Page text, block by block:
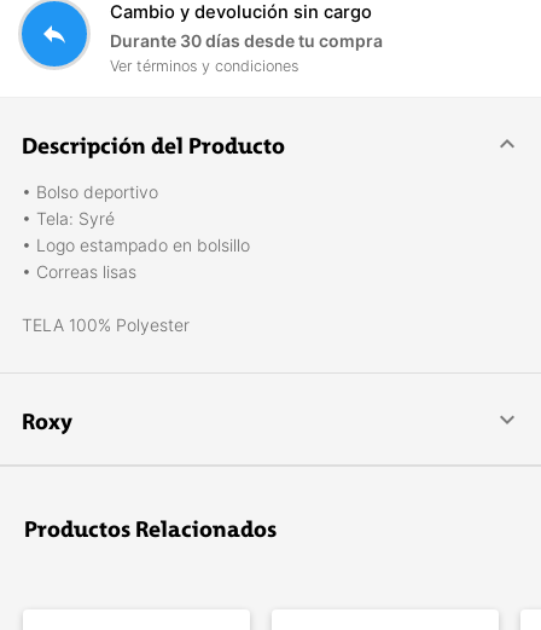
reply
Cambio y devolución sin cargo
Durante 30 días desde tu compra
Ver términos y condiciones
Descripción del Producto
• Bolso deportivo
• Tela: Syré
• Logo estampado en bolsillo
• Correas lisas
TELA 100% Polyester
Roxy
ROXY está dirigida a Mujeres llenas de vida, con estilo sano
apasionadas por el arte y la música. ROXY nació en 1990, con
Productos Relacionados